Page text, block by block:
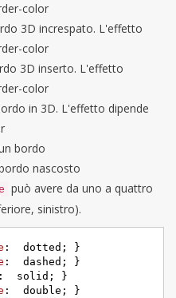
color
3D increspato. L'effetto
color
3D inserto. L'effetto
color
in 3D. L'effetto dipende
bordo
nascosto
può avere da uno a quattro
sinistro).
:  dotted; }
:  dashed; }
:  solid; }
:  double; }